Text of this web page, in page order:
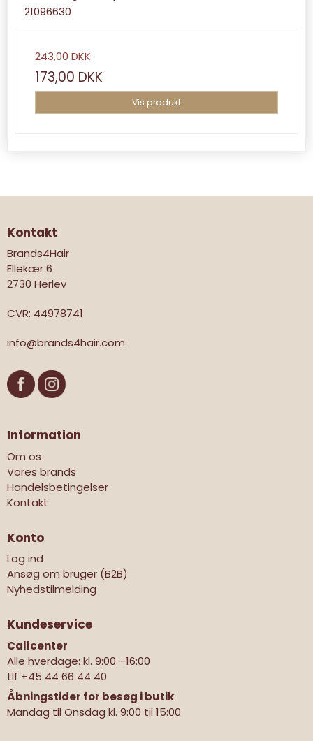
21096630
243,00 DKK
173,00 DKK
Vis produkt
Kontakt
Brands4Hair
Ellekær 6
2730 Herlev
CVR: 44978741
info@brands4hair.com
Information
Om os
Vores brands
Handelsbetingelser
Kontakt
Konto
Log ind
Ansøg om bruger (B2B)
Nyhedstilmelding
Kundeservice
Callcenter
Alle hverdage: kl. 9:00 –16:00
tlf +45 44 66 44 40
Åbningstider for besøg i butik
Mandag til Onsdag kl. 9:00 til 15:00